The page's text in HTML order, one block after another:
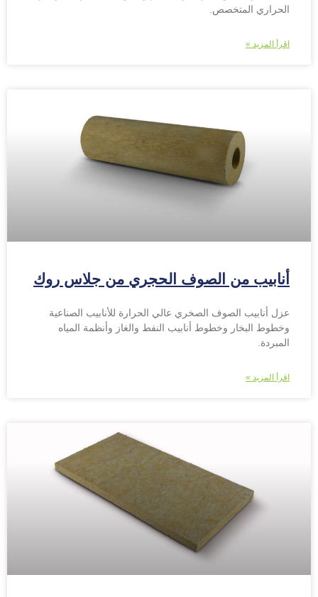
الحراري المتخصص.
اقرأ المزيد »
أنابيب من الصوف الحجري من جلاس روك
عزل أنابيب الصوف الصخري عالي الحرارة للأنابيب الصناعية
وخطوط البخار وخطوط أنابيب النفط والغاز وأنظمة المياه
المبردة.
اقرأ المزيد »